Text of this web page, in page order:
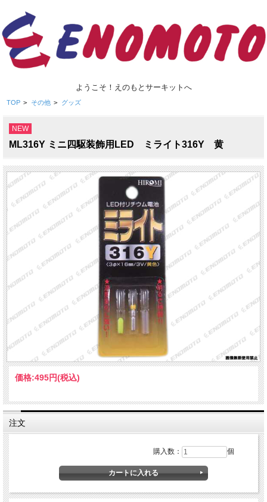
ようこそ！えのもとサーキットへ
TOP > その他 > グッズ
NEW
ML316Y ミニ四駆装飾用LED ミライト316Y 黄
価格:495円(税込)
注文
購入数： 個